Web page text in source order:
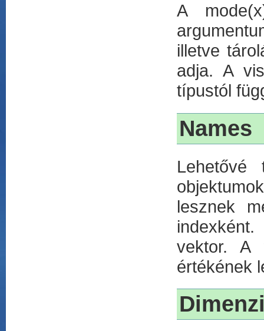
A
illetve
adja. A
típustól
Names
Lehetővé
lesznek
vektor. A
értékének